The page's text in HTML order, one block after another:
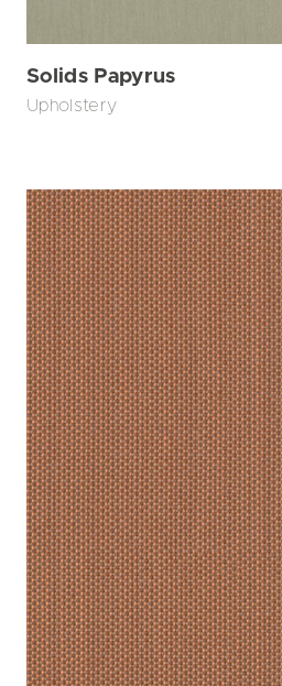
Solids Papyrus
Upholstery